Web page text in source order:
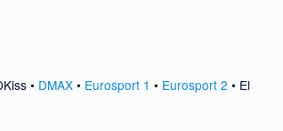
• DMAX • Eurosport 1 • Eurosport 2 • El